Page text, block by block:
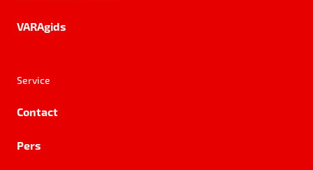
VARAgids
Service
Contact
Pers